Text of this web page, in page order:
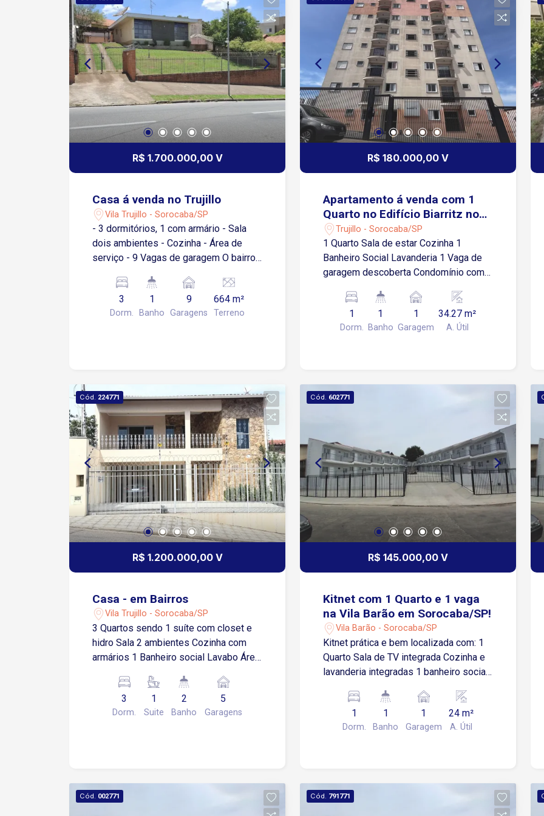
Quadra; ? Piscinas Adulto e Infantil; ?
Sauna; ? Sala de Estudo; ?
Brinquedoteca; ? Pista Caminhada; ?
Academia; ? Portaria 24h (Virtual); ?
Portão Automático; ? Água aquecida
(caldeira do condomínio).
R$ 1.700.000,00 V
Casa á venda no Trujillo
Vila Trujillo - Sorocaba/SP
- 3 dormitórios, 1 com armário - Sala
dois ambientes - Cozinha - Área de
serviço - 9 Vagas de garagem O bairro
comerciais, como lojas,
supermercados, farmácias, hospital.
3
Dorm.
1
Banho
9
Garagens
664 m²
Terreno
R$ 180.000,00 V
Apartamento á venda com 1
Quarto no Edifício Biarritz no
Trujillo em Sorocaba-SP
Trujillo - Sorocaba/SP
1 Quarto Sala de estar Cozinha 1
Banheiro Social Lavanderia 1 Vaga de
garagem descoberta Condomínio com :
Individual Gás Natural
1
Dorm.
1
Banho
1
Garagem
34.27 m²
A. Útil
Cód. 224771
R$ 1.200.000,00 V
Casa - em Bairros
Vila Trujillo - Sorocaba/SP
3 Quartos sendo 1 suíte com closet e
hidro Sala 2 ambientes Cozinha com
armários 1 Banheiro social Lavabo Área
churrasqueira Jardim 5 vagas de
garagens sendo 2 cobertas Depósito
ideal para bicicletário Sótão com 50m²
comércios em geral.
3
Dorm.
1
Suite
2
Banho
5
Garagens
Cód. 602771
R$ 145.000,00 V
Kitnet com 1 Quarto e 1 vaga
na Vila Barão em Sorocaba/SP!
Vila Barão - Sorocaba/SP
Kitnet prática e bem localizada com: 1
Quarto Sala de TV integrada Cozinha e
lavanderia integradas 1 banheiro social
Localização estratégica: Fácil acesso à
Av. Dr. Afonso Vergueiro, Av. Gen.
Osório e demais vias principais.
1
Dorm.
1
Banho
1
Garagem
24 m²
A. Útil
Cód. 002771 Cód. 791771